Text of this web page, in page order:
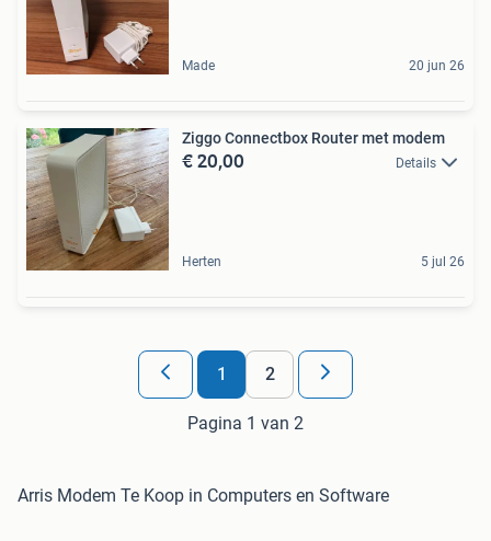
Made 20 jun 26
Ziggo Connectbox Router met modem
€ 20,00 Details
Herten 5 jul 26
1 2
Pagina 1 van 2
Arris Modem Te Koop in Computers en Software